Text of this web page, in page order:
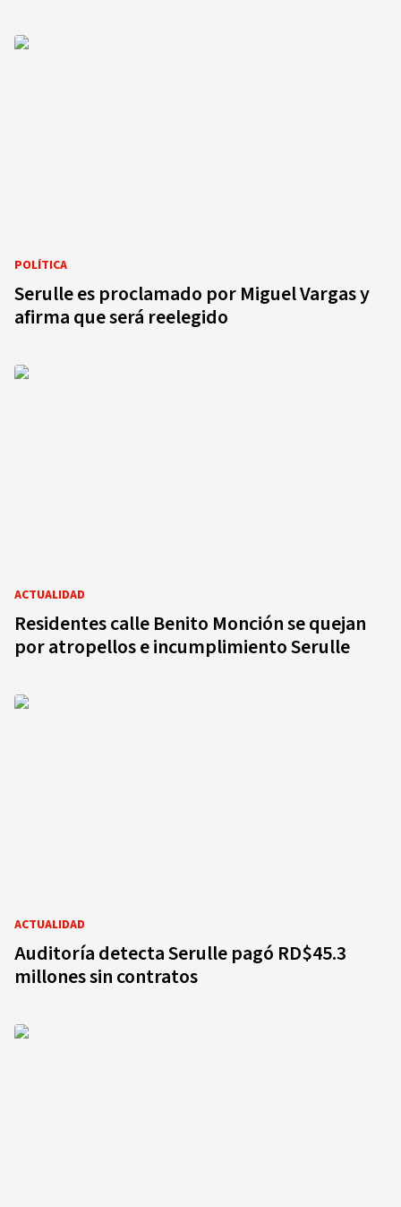
POLÍTICA
Serulle es proclamado por Miguel Vargas y
afirma que será reelegido
ACTUALIDAD
Residentes calle Benito Monción se quejan
por atropellos e incumplimiento Serulle
ACTUALIDAD
Auditoría detecta Serulle pagó RD$45.3
millones sin contratos